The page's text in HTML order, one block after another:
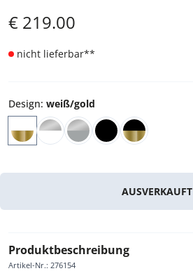
€ 219.00
nicht lieferbar**
Design: weiß/gold
AUSVERKAUFT
Produktbeschreibung
Artikel-Nr.: 276154